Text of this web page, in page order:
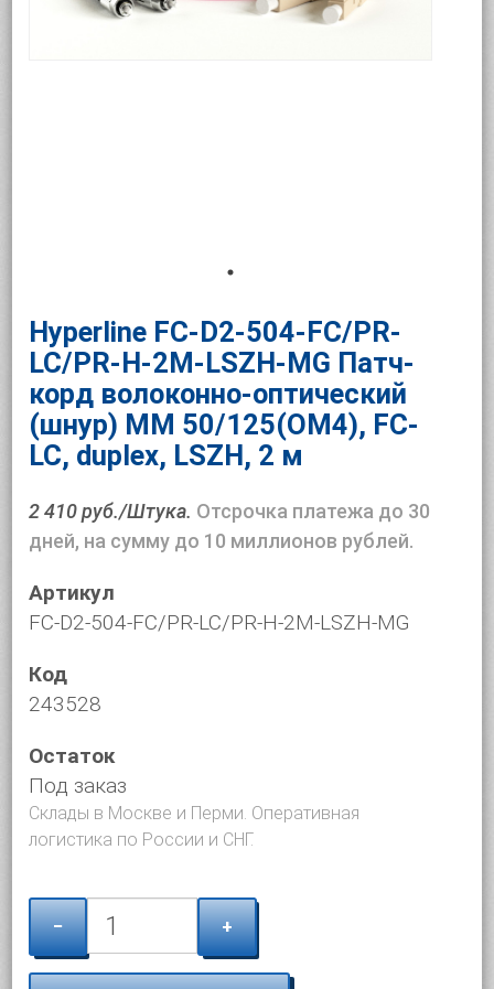
Hyperline FC-D2-504-FC/PR-
LC/PR-H-2M-LSZH-MG Патч-
корд волоконно-оптический
(шнур) MM 50/125(OM4), FC-
LC, duplex, LSZH, 2 м
2 410 руб./Штука. Отсрочка платежа до 30
дней, на сумму до 10 миллионов рублей.
Артикул
FC-D2-504-FC/PR-LC/PR-H-2M-LSZH-MG
Код
243528
Остаток
Под заказ
Склады в Москве и Перми. Оперативная
логистика по России и СНГ.
− +